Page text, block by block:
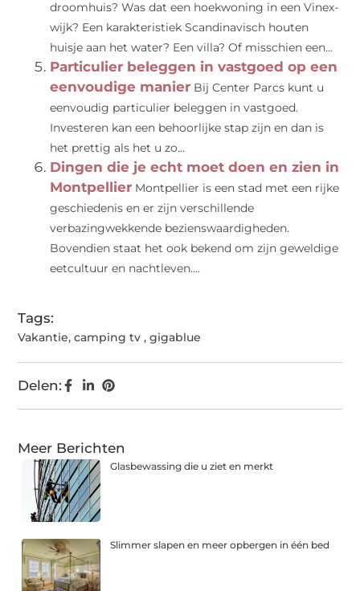
droomhuis? Was dat een hoekwoning in een Vinex-
wijk? Een karakteristiek Scandinavisch houten
huisje aan het water? Een villa? Of misschien een...
Particulier beleggen in vastgoed op een
eenvoudige manier Bij Center Parcs kunt u
eenvoudig particulier beleggen in vastgoed.
Investeren kan een behoorlijke stap zijn en dan is
het prettig als het u zo...
Dingen die je echt moet doen en zien in
Montpellier Montpellier is een stad met een rijke
geschiedenis en er zijn verschillende
verbazingwekkende bezienswaardigheden.
Bovendien staat het ook bekend om zijn geweldige
eetcultuur en nachtleven....
Tags:
Vakantie,camping tv ,gigablue
Delen:
Meer Berichten
Glasbewassing die u ziet en merkt
Slimmer slapen en meer opbergen in één bed